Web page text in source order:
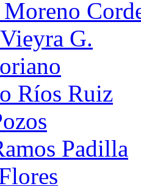
G.
Ríos Ruiz
Padilla